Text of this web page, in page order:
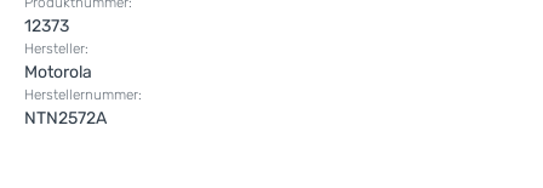
12373
Hersteller:
Motorola
Herstellernummer:
NTN2572A